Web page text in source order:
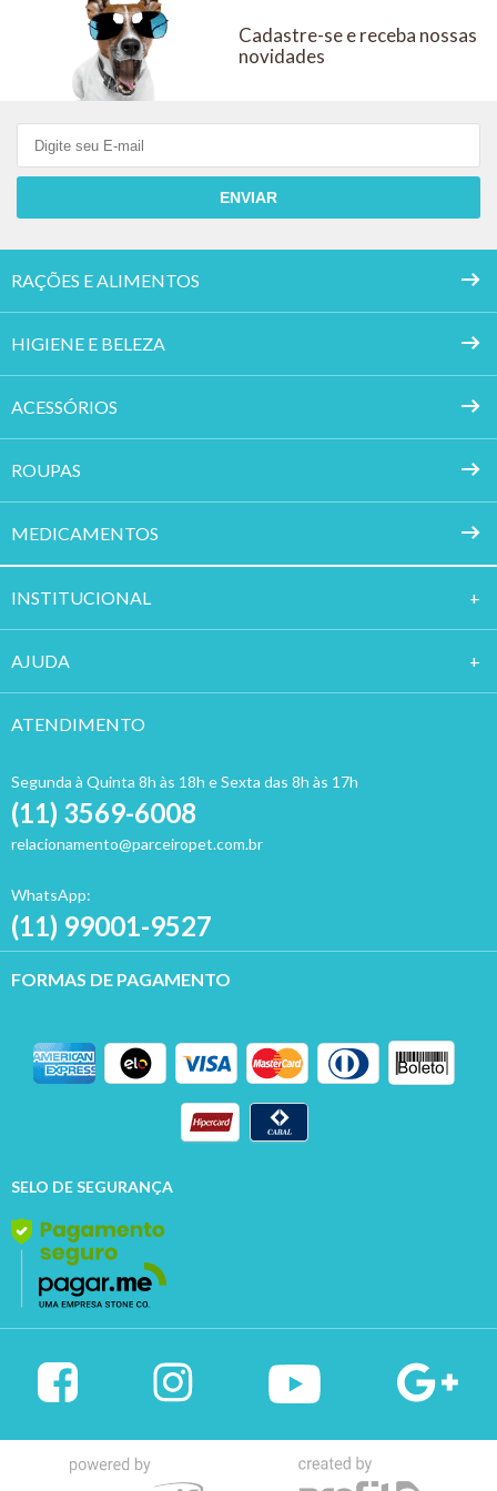
Cadastre-se e receba nossas
novidades
ENVIAR
RAÇÕES E ALIMENTOS
HIGIENE E BELEZA
ACESSÓRIOS
ROUPAS
MEDICAMENTOS
INSTITUCIONAL
AJUDA
ATENDIMENTO
Segunda à Quinta 8h às 18h e Sexta das 8h às 17h
(11) 3569-6008
relacionamento@parceiropet.com.br
WhatsApp:
(11) 99001-9527
FORMAS DE PAGAMENTO
SELO DE SEGURANÇA